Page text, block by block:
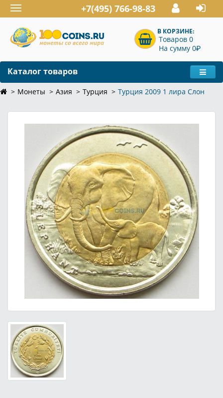
Toggle
navigation
+7(495) 766-98-83
В КОРЗИНЕ:
Товаров 0
На сумму 0P
Каталог товаров
Монеты Азия Турция Турция 2009 1 лира Слон